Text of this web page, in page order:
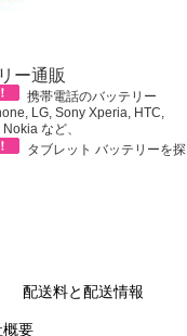
ー通販
携帯電話のバッテリー
LG, Sony Xperia, HTC,
など、
タブレット バッテリーを探
配送料と配送情報
要